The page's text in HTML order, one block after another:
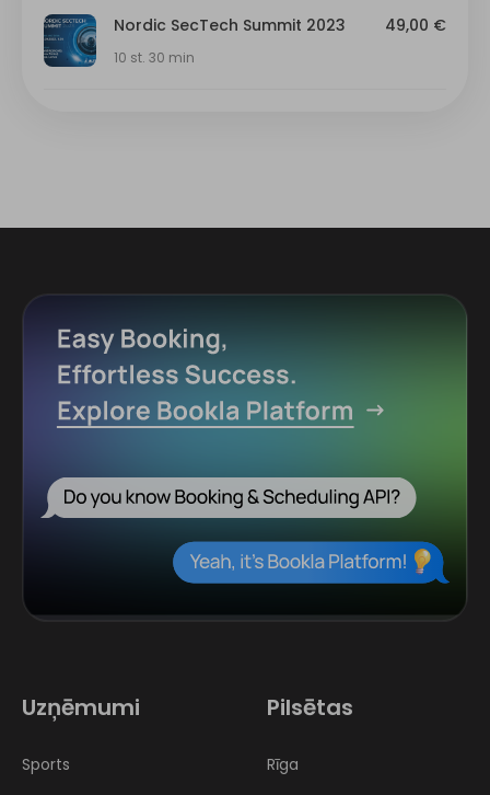
Uzņēmumi
Sports
Pilsētas
Rīga